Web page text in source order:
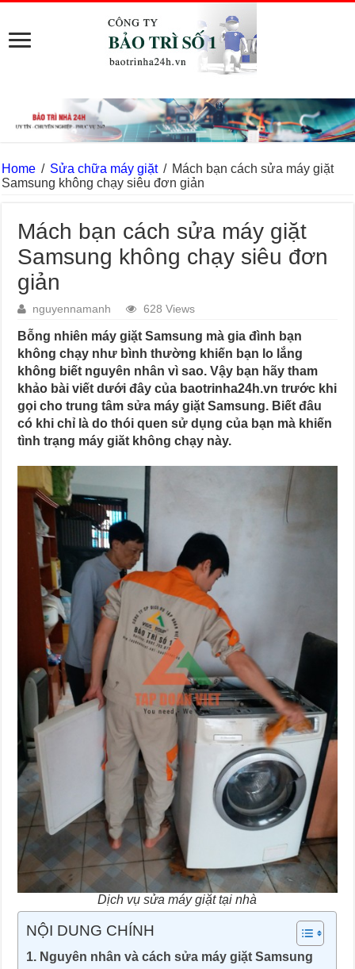
Home / Sửa chữa máy giặt / Mách bạn cách sửa máy giặt
Samsung không chạy siêu đơn giản
Mách bạn cách sửa máy giặt
Samsung không chạy siêu đơn
giản
nguyennamanh 628 Views
Bỗng nhiên máy giặt Samsung mà gia đình bạn
không chạy như bình thường khiến bạn lo lắng
không biết nguyên nhân vì sao. Vậy bạn hãy tham
khảo bài viết dưới đây của baotrinha24h.vn trước khi
gọi cho trung tâm sửa máy giặt Samsung. Biết đâu
có khi chỉ là do thói quen sử dụng của bạn mà khiến
tình trạng máy giăt không chạy này.
Dịch vụ sửa máy giặt tại nhà
NỘI DUNG CHÍNH
Nguyên nhân và cách sửa máy giặt Samsung